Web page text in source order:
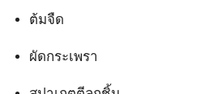
ต้มจืด
ผัดกระเพรา